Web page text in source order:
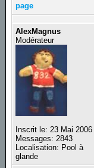
page
AlexMagnus
Modérateur
Inscrit le: 23 Mai 2006
Messages: 2843
Localisation: Pool à
glande